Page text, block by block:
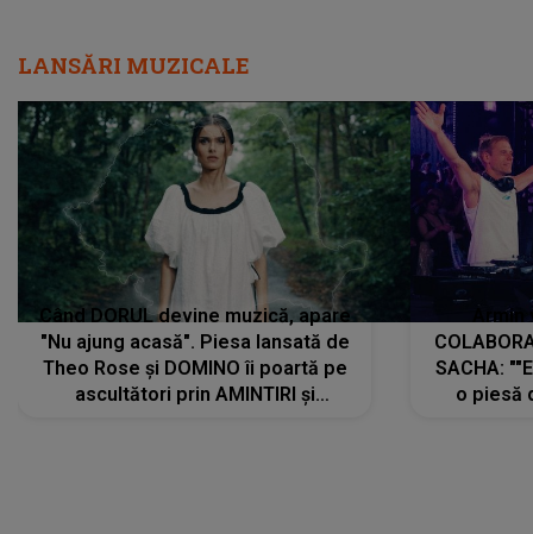
LANSĂRI MUZICALE
Când DORUL devine muzică, apare
"Nu ajung acasă". Piesa lansată de
Theo Rose și DOMINO îi poartă pe
ascultători prin AMINTIRI și
SACHA:
o piesă